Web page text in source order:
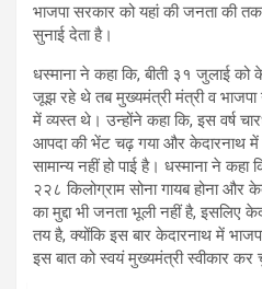
भाजपा सरकार को यहां की जनता की
सुनाई देता है।
धस्माना ने कहा कि, बीती ३१ जुलाई
जूझ रहे थे तब मुख्यमंत्री मंत्री व भाजपा
में व्यस्त थे। उन्होंने कहा कि, इस वर्ष
आपदा की भेंट चढ़ गया और केदारनाथ में
सामान्य नहीं हो पाई है। धस्माना ने
२२८ किलोग्राम सोना गायब होना और
का मुद्दा भी जनता भूली नहीं है, इसलिए
तय है, क्योंकि इस बार केदारनाथ में
इस बात को स्वयं मुख्यमंत्री स्वीकार